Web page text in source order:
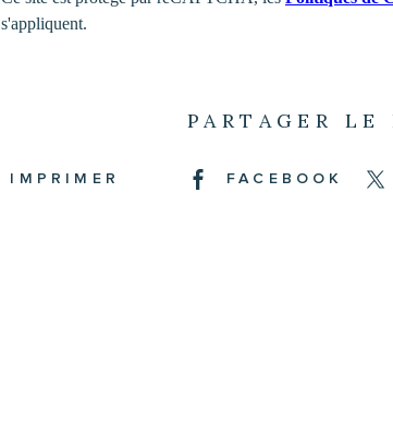
s'appliquent.
IMPRIMER
PARTAGER LE
FACEBOOK